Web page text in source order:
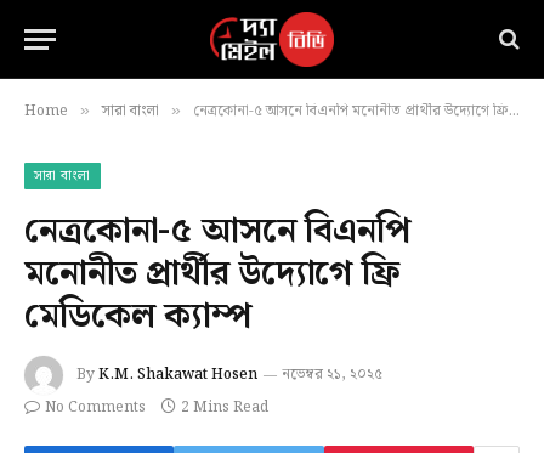
Home » সারা বাংলা » নেত্রকোনা-৫ আসনে বিএনপি মনোনীত প্রার্থীর উদ্যোগে ফ্রি মেডিকেল ক্যাম্প
সারা বাংলা
নেত্রকোনা-৫ আসনে বিএনপি
মনোনীত প্রার্থীর উদ্যোগে ফ্রি
মেডিকেল ক্যাম্প
ByK.M. Shakawat Hosen
নভেম্বর ২১, ২০২৫
No Comments
2 Mins Read